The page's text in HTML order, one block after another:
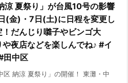
涼 夏祭り」が台風10号の影響
(金)・7日(土)に日程を変更し
！だんじり囃子やビンゴ大
夜店などを楽しんでね♪ #イ
田中区
区 納涼 夏祭り」の開催！ 東灘・中